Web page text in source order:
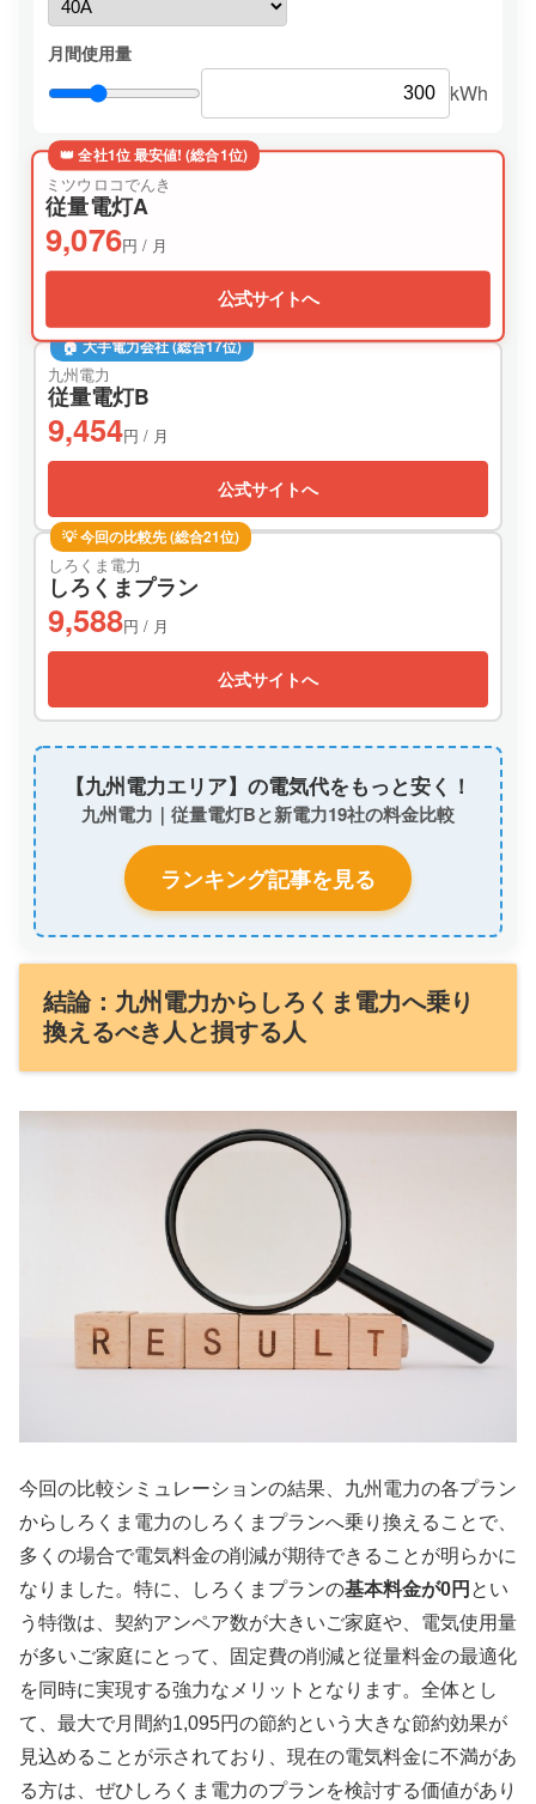
月間使用量
kWh
👑 全社1位 最安値! (総合1位)
ミツウロコでんき
従量電灯A
9,076円 / 月
公式サイトへ
🏠 大手電力会社 (総合17位)
九州電力
従量電灯B
9,454円 / 月
公式サイトへ
💡 今回の比較先 (総合21位)
しろくま電力
しろくまプラン
9,588円 / 月
公式サイトへ
【九州電力エリア】の電気代をもっと安く！
九州電力｜従量電灯Bと新電力19社の料金比較
ランキング記事を見る
結論：九州電力からしろくま電力へ乗り
換えるべき人と損する人
今回の比較シミュレーションの結果、九州電力の各プラン
からしろくま電力のしろくまプランへ乗り換えることで、
多くの場合で電気料金の削減が期待できることが明らかに
なりました。特に、しろくまプランの基本料金が0円 とい
う特徴は、契約アンペア数が大きいご家庭や、電気使用量
が多いご家庭にとって、固定費の削減と従量料金の最適化
を同時に実現する強力なメリットとなります。全体とし
て、最大で月間約1,095円の節約という大きな節約効果が
見込めることが示されており、現在の電気料金に不満があ
る方は、ぜひしろくま電力のプランを検討する価値があり